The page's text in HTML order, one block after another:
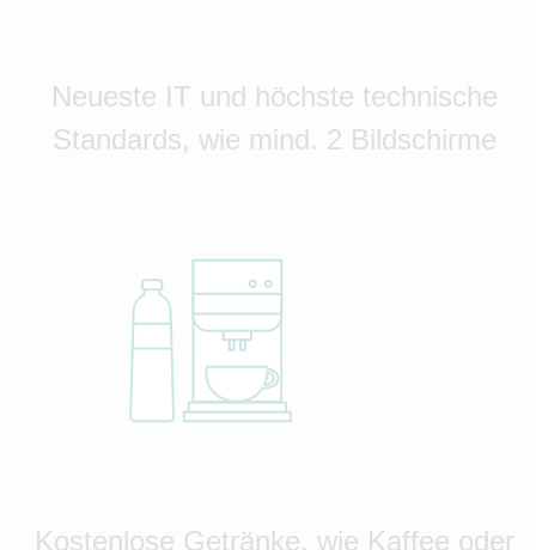
Neueste IT und höchste technische
Standards, wie mind. 2 Bildschirme
Kostenlose Getränke, wie Kaffee oder